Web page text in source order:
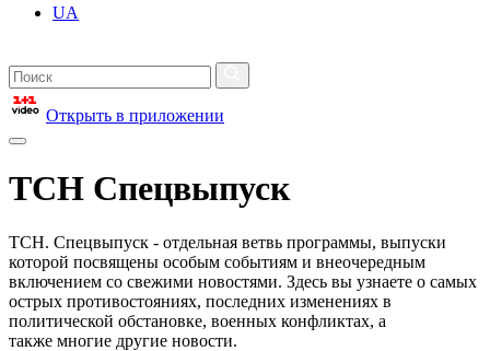
UA
Открыть в приложении
ТСН Спецвыпуск
ТСН. Спецвыпуск - отдельная ветвь программы, выпуски
которой посвящены особым событиям и внеочередным
включением со свежими новостями. Здесь вы узнаете о самых
острых противостояниях, последних изменениях в
политической обстановке, военных конфликтах, а
также многие другие новости.